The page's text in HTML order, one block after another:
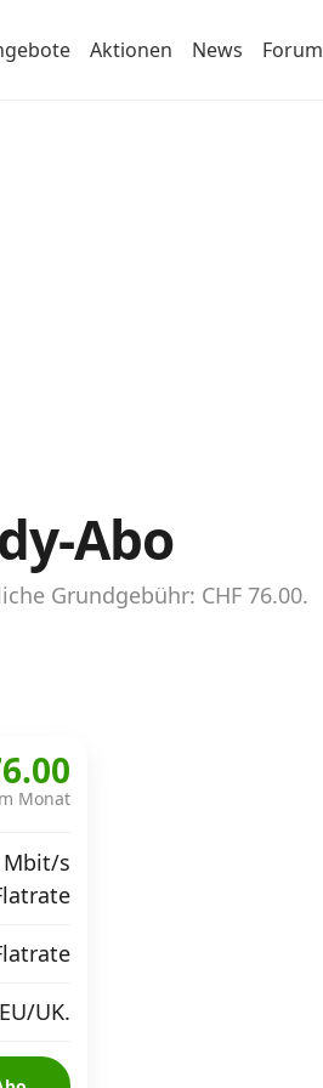
Aktionen News Forum
Abo
Grundgebühr: CHF 76.00.
Monat
Mbit/s
UK.